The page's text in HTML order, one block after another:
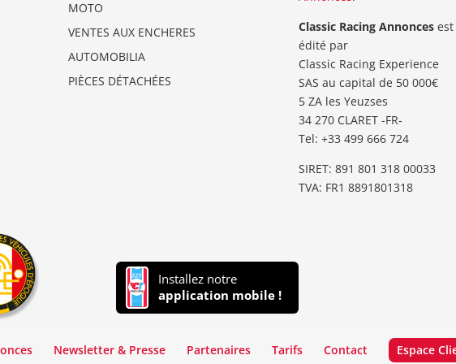
MOTO
VENTES AUX ENCHERES
AUTOMOBILIA
PIÈCES DÉTACHÉES
Classic Racing Annoncesest
édité par
Classic Racing Experience
SAS au capital de 50 000€
5 ZA les Yeuzses
34 270 CLARET -FR-
Tel: ‭+33 499 666 724‬
SIRET: 891 801 318 00033
TVA: FR1 8891801318
Installez notre
application mobile !
Newsletter & Presse Partenaires Tarifs Contact Espace